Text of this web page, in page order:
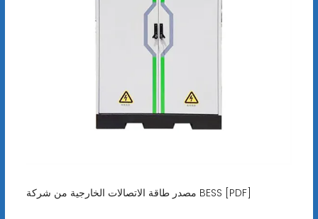
مصدر طاقة الاتصالات الخارجية من شركة BESS [PDF]